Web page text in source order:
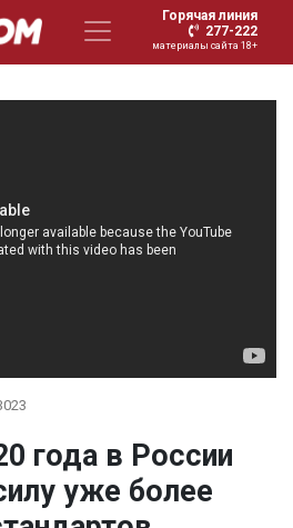
Горячая линия
277-222
материалы сайта 18+
года в России
уже более